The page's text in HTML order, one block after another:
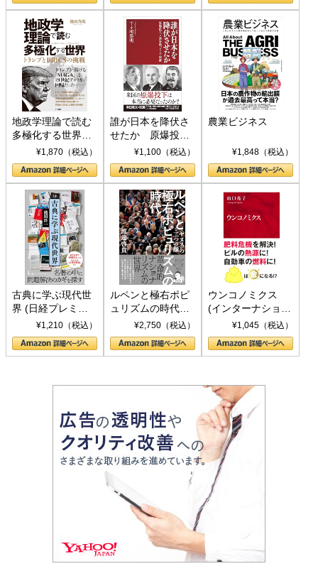
地政学理論で読む
多極化する世界：
トランプとBRICS
の挑戦
¥1,870（税込）
誰が日本を降伏さ
せたか 原爆投
下、ソ連参戦、そ
して聖断 (PHP新
書)
¥1,100（税込）
農業ビジネス
¥1,848（税込）
古典に学ぶ現代世
界 (日経プレミア
シリーズ)¥1,210（税込）
ルペンと極右ポピ
ュリズムの時代：
〈ヤヌス〉の二つ
の顔
¥2,750（税込）
ウンコノミクス
(インターナショナ
ル新書)¥1,045（税込）